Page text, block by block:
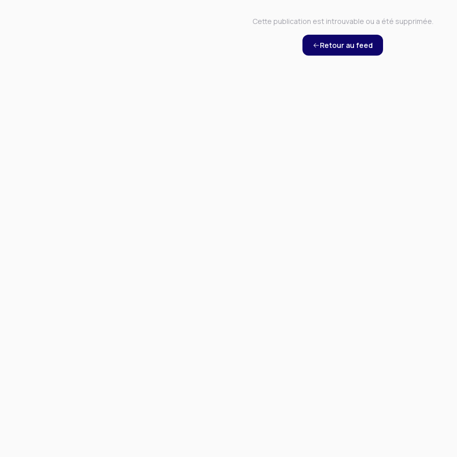
Cette publication est introuvable ou a été supprimée.
Retour au feed